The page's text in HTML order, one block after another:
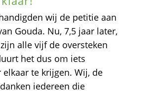
wij de petitie aan
Gouda. Nu, 7,5 jaar later,
alle vijf de oversteken
het dus om iets
te krijgen. Wij, de
iedereen die